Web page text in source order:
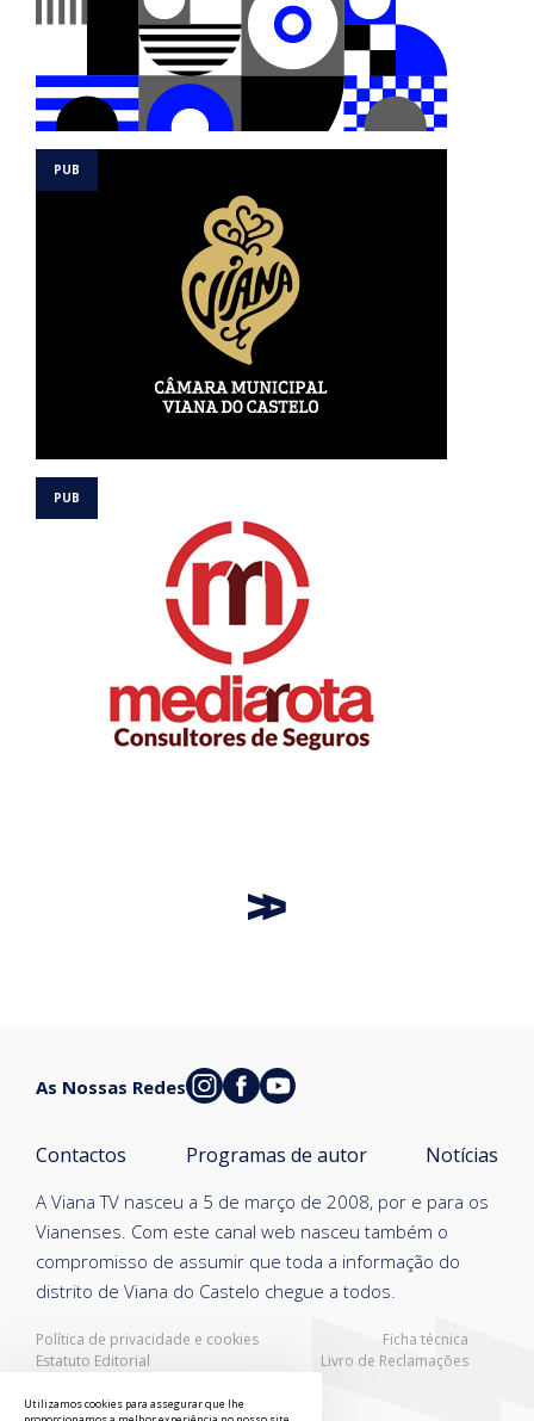
Política de privacidade e cookies
Ficha técnica
Estatuto Editorial
Livro de Reclamações
A Viana TV nasceu a 5 de março de 2008, por e para os
Vianenses. Com este canal web nasceu também o
compromisso de assumir que toda a informação do
distrito de Viana do Castelo chegue a todos.
Contactos Programas de autor Notícias
As Nossas Redes
Utilizamos cookies para assegurar que lhe